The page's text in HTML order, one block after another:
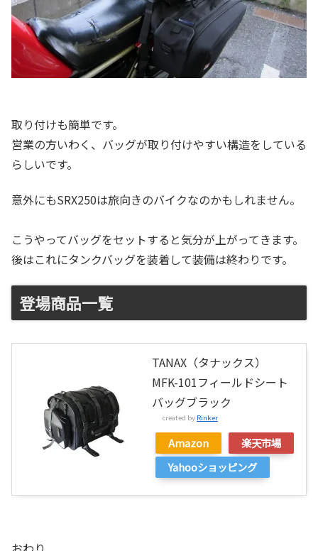
取り付けも簡単です。
営業の方いわく、バッグが取り付けやすい構造をしている
らしいです。
意外にもSRX250は旅向きのバイクなのかもしれません。
こうやってバッグをセットすると気分が上がってきます。
後はこれにタンクバッグを装着して装備は終わりです。
登場商品一覧
TANAX（タナックス）
MFK-101フィールドシート
バッグブラック
created by Rinker
Amazon
楽天市場
Yahooショッピング